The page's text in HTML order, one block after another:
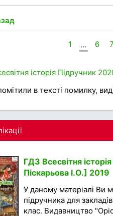
1 ... 6 7
історія Підручник
в тексті помилку,
ГДЗ Всесвітня
Піскарьова І.О.] 2019
У даному матеріалі Ви
підручника для закладів
клас. Видавництво